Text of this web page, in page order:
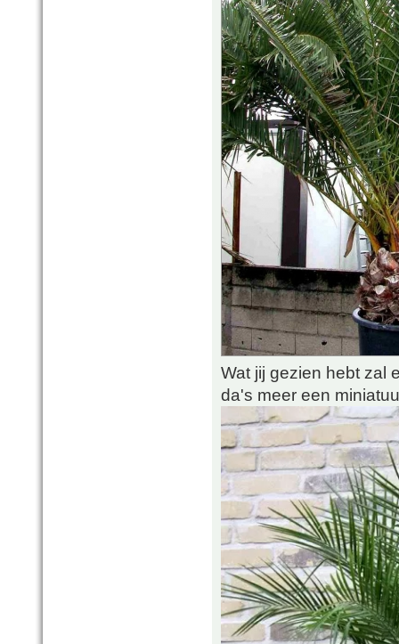
Wat jij gezien hebt zal
da's meer een